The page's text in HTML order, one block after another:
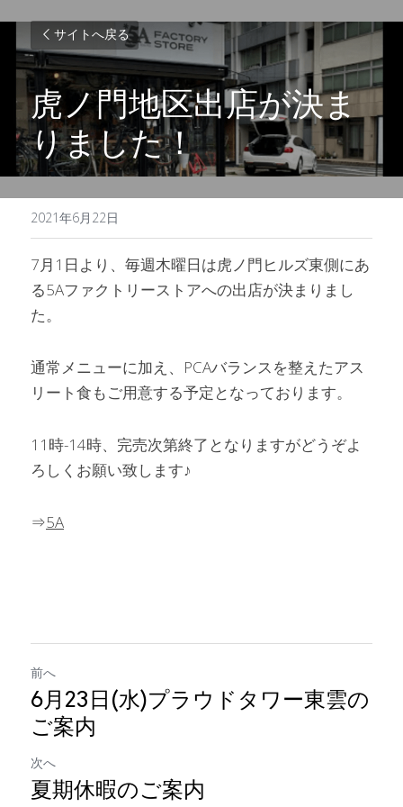
サイトへ戻る
虎ノ門地区出店が決ま
りました！
2021年6月22日
7月1日より、毎週木曜日は虎ノ門ヒルズ東側にあ
る5Aファクトリーストアへの出店が決まりまし
た。
通常メニューに加え、PCAバランスを整えたアス
リート食もご用意する予定となっております。
11時-14時、完売次第終了となりますがどうぞよ
ろしくお願い致します♪
⇒5A
前へ
6月23日(水)プラウドタワー東雲の
ご案内
次へ
夏期休暇のご案内